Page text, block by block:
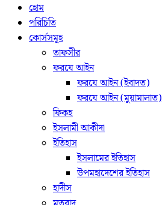
হোম
পরিচিতি
কোর্সসমূহ
তাফসীর
ফরযে আইন
ফরযে আইন (ইবাদত)
ফরযে আইন (মুয়ামালাত)
ফিকহ
ইসলামী আকীদা
ইতিহাস
ইসলামের ইতিহাস
উপমহাদেশের ইতিহাস
হাদীস